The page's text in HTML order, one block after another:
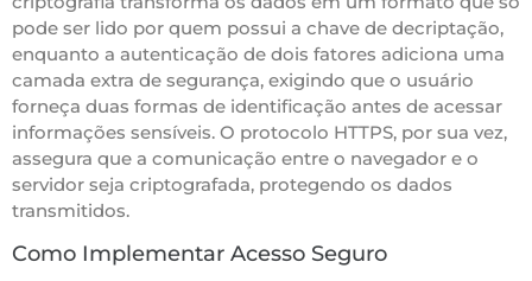
pode ser lido por quem possui a chave de decriptação,
enquanto a autenticação de dois fatores adiciona uma
camada extra de segurança, exigindo que o usuário
forneça duas formas de identificação antes de acessar
informações sensíveis. O protocolo HTTPS, por sua vez,
assegura que a comunicação entre o navegador e o
servidor seja criptografada, protegendo os dados
transmitidos.
Como Implementar Acesso Seguro